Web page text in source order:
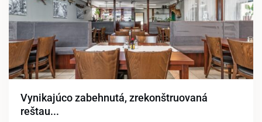
Vynikajúco zabehnutá, zrekonštruovaná
reštau...